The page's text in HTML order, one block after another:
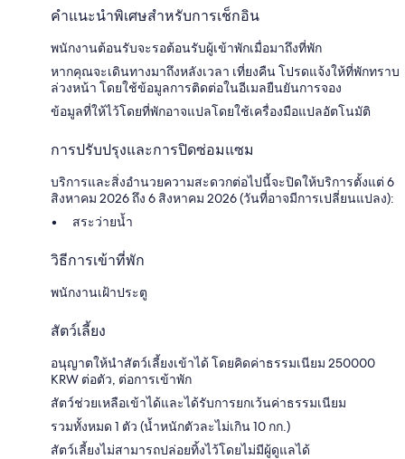
คำแนะนำพิเศษสำหรับการเช็กอิน
พนักงานต้อนรับจะรอต้อนรับผู้เข้าพักเมื่อมาถึงที่พัก
หากคุณจะเดินทางมาถึงหลังเวลา เที่ยงคืน โปรดแจ้งให้ที่พักทราบ
ล่วงหน้า โดยใช้ข้อมูลการติดต่อในอีเมลยืนยันการจอง
ข้อมูลที่ให้ไว้โดยที่พักอาจแปลโดยใช้เครื่องมือแปลอัตโนมัติ
การปรับปรุงและการปิดซ่อมแซม
บริการและสิ่งอำนวยความสะดวกต่อไปนี้จะปิดให้บริการตั้งแต่ 6
สิงหาคม 2026 ถึง 6 สิงหาคม 2026 (วันที่อาจมีการเปลี่ยนแปลง):
สระว่ายน้ำ
วิธีการเข้าที่พัก
พนักงานเฝ้าประตู
สัตว์เลี้ยง
อนุญาตให้นำสัตว์เลี้ยงเข้าได้ โดยคิดค่าธรรมเนียม 250000
KRW ต่อตัว, ต่อการเข้าพัก
สัตว์ช่วยเหลือเข้าได้และได้รับการยกเว้นค่าธรรมเนียม
รวมทั้งหมด 1 ตัว (น้ำหนักตัวละไม่เกิน 10 กก.)
สัตว์เลี้ยงไม่สามารถปล่อยทิ้งไว้โดยไม่มีผู้ดูแลได้